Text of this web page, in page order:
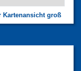
Kartenansicht groß